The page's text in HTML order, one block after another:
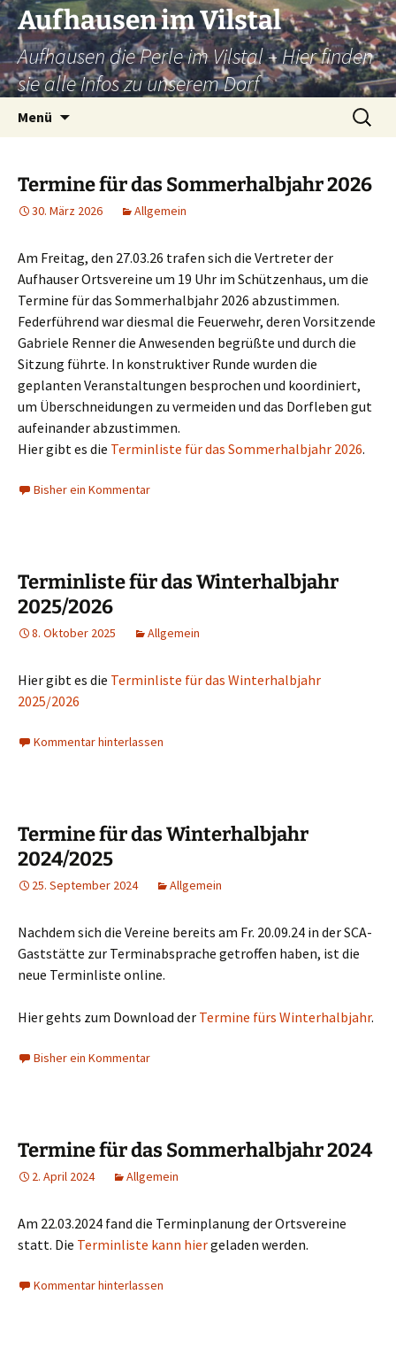
Zum
Inhalt
springen
Aufhausen im Vilstal
Aufhausen die Perle im Vilstal – Hier finden
sie alle Infos zu unserem Dorf
Menü
Suchen
nach:
Termine für das Sommerhalbjahr 2026
30. März 2026 Allgemein
Am Freitag, den 27.03.26 trafen sich die Vertreter der
Aufhauser Ortsvereine um 19 Uhr im Schützenhaus, um die
Termine für das Sommerhalbjahr 2026 abzustimmen.
Federführend war diesmal die Feuerwehr, deren Vorsitzende
Gabriele Renner die Anwesenden begrüßte und durch die
Sitzung führte. In konstruktiver Runde wurden die
geplanten Veranstaltungen besprochen und koordiniert,
um Überschneidungen zu vermeiden und das Dorfleben gut
aufeinander abzustimmen.
Hier gibt es die Terminliste für das Sommerhalbjahr 2026.
Bisher ein Kommentar
Terminliste für das Winterhalbjahr
2025/2026
8. Oktober 2025 Allgemein
Hier gibt es die Terminliste für das Winterhalbjahr
2025/2026
Kommentar hinterlassen
Termine für das Winterhalbjahr
2024/2025
25. September 2024 Allgemein
Nachdem sich die Vereine bereits am Fr. 20.09.24 in der SCA-
Gaststätte zur Terminabsprache getroffen haben, ist die
neue Terminliste online.
Hier gehts zum Download der Termine fürs Winterhalbjahr.
Bisher ein Kommentar
Termine für das Sommerhalbjahr 2024
2. April 2024 Allgemein
Am 22.03.2024 fand die Terminplanung der Ortsvereine
statt. Die Terminliste kann hiergeladen werden.
Kommentar hinterlassen